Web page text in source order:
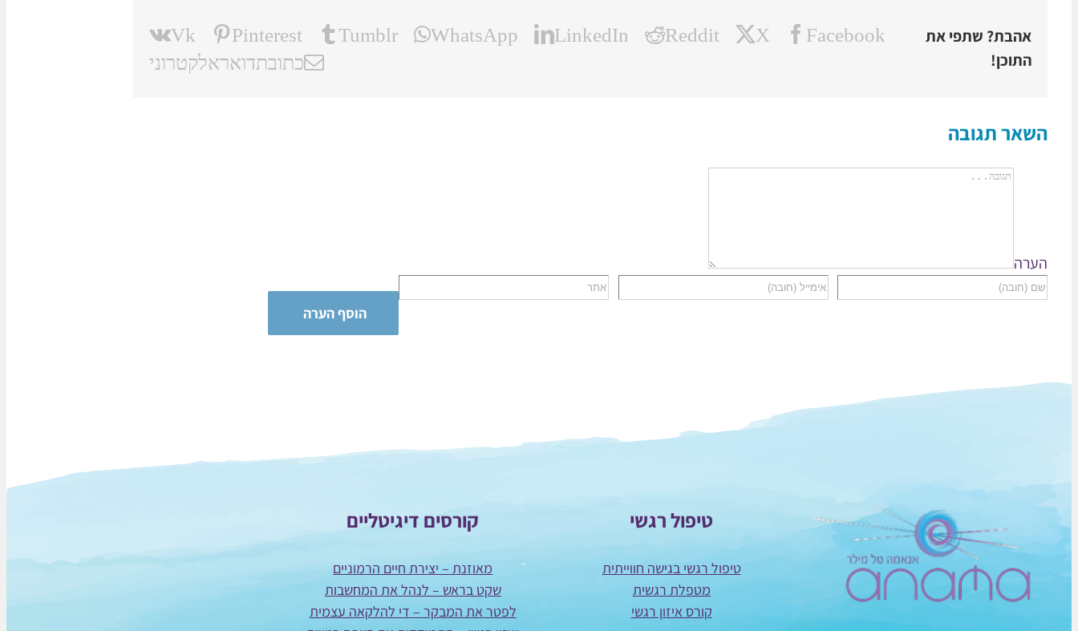
אהבת? שתפי את
התוכן!
Facebook
X
Reddit
LinkedIn
WhatsApp
Tumblr
Pinterest
Vk
כתובת דואר אלקטרוני
השאר תגובה
הערה
טיפול רגשי
טיפול רגשי בגישה חווייתית
מטפלת רגשית
קורס איזון רגשי
קורסים דיגיטליים
מאוזנת – יצירת חיים הרמוניים
שקט בראש – לנהל את המחשבות
לפטר את המבקר – די להלקאה עצמית